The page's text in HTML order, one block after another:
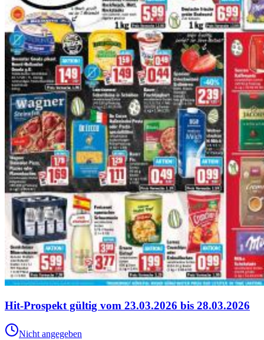
Hit-Prospekt gültig vom 23.03.2026 bis 28.03.2026
Nicht angegeben